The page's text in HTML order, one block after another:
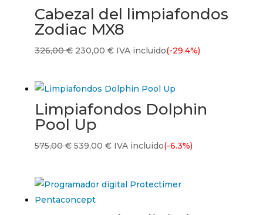
31,00 €.25,00 €.
Cabezal del limpiafondos
Zodiac MX8
326,00€ El
326,00 €.
230,00 €El
es:
230,00 €.
IVA incluido(-29.4%)
Limpiafondos Dolphin
Pool Up
575,00€ El
era:
575,00 €.
539,00 €El
es:
IVA incluido(-6.3%)